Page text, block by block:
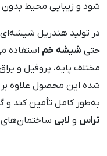
شود و زیبایی محیط بدون
در تولید هندریل شیشه‌ای
حتی شیشه خم استفاده
مختلف پایه، پروفیل و
شده این محصول علاوه بر
به‌طور کامل تأمین کند و
تراس و لابی